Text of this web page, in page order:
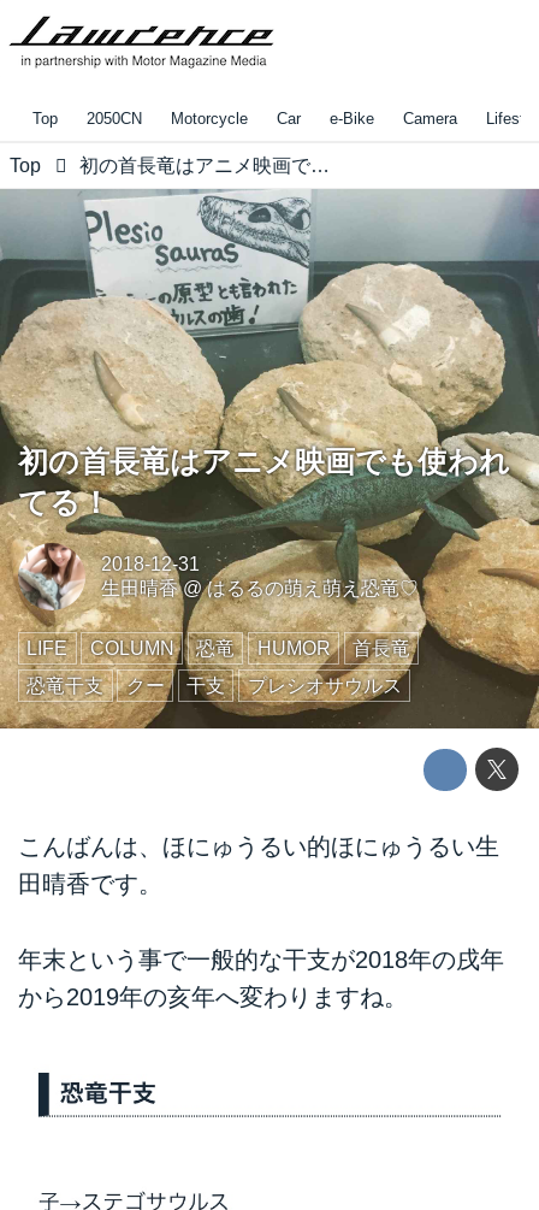
Top 2050CN Motorcycle Car e-Bike Camera
Top 初の首長竜はアニメ映画でも使われてる！
初の首長竜はアニメ映画でも使われ
てる！
2018-12-31
生田晴香@はるるの萌え萌え恐竜♡
LIFE COLUMN 恐竜 HUMOR
首長竜
恐竜干支
クー 干支 プレシオサウルス
こんばんは、ほにゅうるい的ほにゅうるい生
田晴香です。
年末という事で一般的な干支が2018年の戌年
から2019年の亥年へ変わりますね。